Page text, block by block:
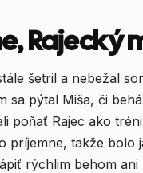
Rajecký
šetril a nebežal
sa pýtal Miša, či
poňať Rajec ako
príjemne, takže
rýchlim behom